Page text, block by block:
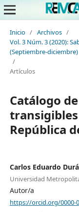
Inicio / Archivos /
Vol. 3 Núm. 3 (2020):
(Septiembre-diciembre)
/
Artículos
Catálogo
República
Carlos Eduardo
Universidad
Autor/a
https://orcid.org/0000-